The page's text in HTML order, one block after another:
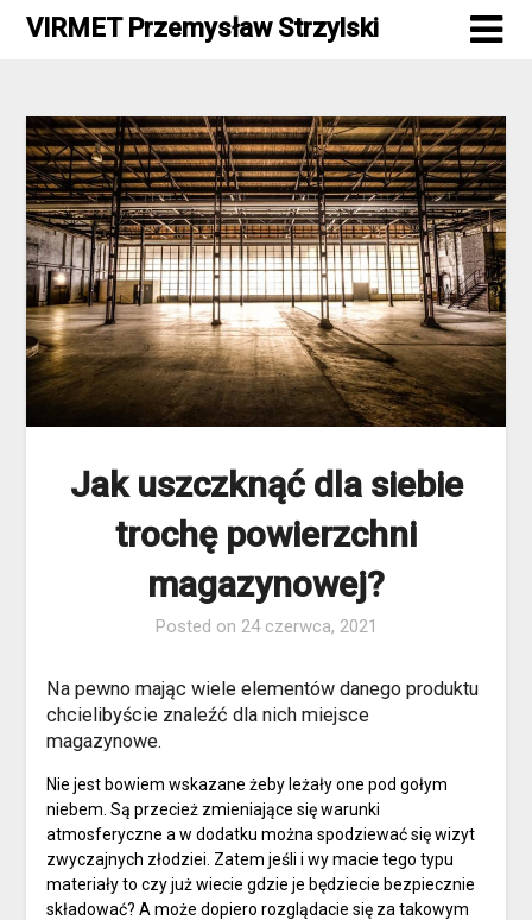
SkipVIRMET Przemysław Strzylski
Jak uszczknąć dla siebie
trochę powierzchni
magazynowej?
Posted on 24 czerwca, 2021
Na pewno mając wiele elementów danego produktu
chcielibyście znaleźć dla nich miejsce
magazynowe.
Nie jest bowiem wskazane żeby leżały one pod gołym
niebem. Są przecież zmieniające się warunki
atmosferyczne a w dodatku można spodziewać się wizyt
zwyczajnych złodziei. Zatem jeśli i wy macie tego typu
materiały to czy już wiecie gdzie je będziecie bezpiecznie
składować? A może dopiero rozglądacie się za takowym